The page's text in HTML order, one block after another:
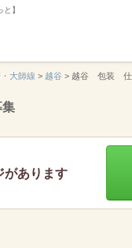
】
大師線 > 越谷 > 越谷 包装 仕
があります